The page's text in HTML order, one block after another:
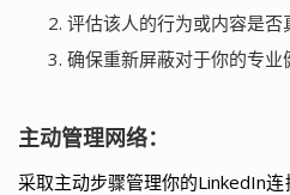
评估该人的行为或内容是否
确保重新屏蔽对于你的专业
主动管理网络：
采取主动步骤管理你的LinkedIn